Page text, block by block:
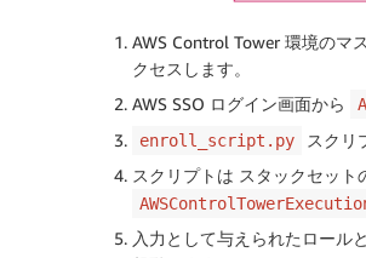
AWS Control Tower 環境のマ
クセスします。
AWS SSO ログイン画面から
enroll_script.py
スクリ
スクリプトは スタックセット
入力として与えられたロール